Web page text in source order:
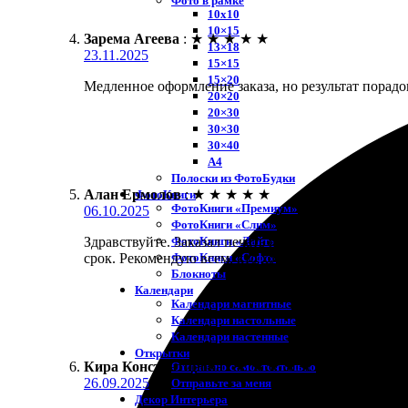
10х10
10×15
13×18
15×15
15×20
20×20
20×30
30×30
30×40
A4
Полоски из ФотоБудки
ФотоКниги
ФотоКниги «Премиум»
ФотоКниги «Слим»
ФотоКниги «Лайт»
ФотоКниги «Софт»
Блокноты
Календари
Календари магнитные
Календари настольные
Календари настенные
Открытки
Отправлю самостоятельно
Отправьте за меня
Декор Интерьера
Зарема Агеева : ★ ★ ★ ★ ★
23.11.2025
Медленное оформление заказа, но результат
Алан Ермолов : ★ ★ ★ ★ ★
06.10.2025
Здравствуйте. Заказал печать на холсте 20х45, и
срок. Рекомендую всем, кто хочет сохранить
Кира Константинова : ★ ★ ★ ★ ★
26.09.2025